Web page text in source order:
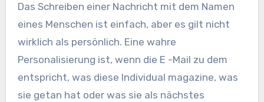
Das Schreiben einer Nachricht mit dem Namen
eines Menschen ist einfach, aber es gilt nicht
wirklich als persönlich. Eine wahre
Personalisierung ist, wenn die E -Mail zu dem
entspricht, was diese Individual magazine, was
sie getan hat oder was sie als nächstes